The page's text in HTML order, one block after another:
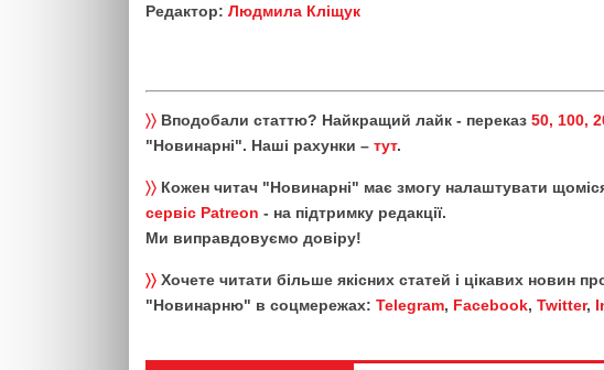
Редактор: Людмила Кліщук
〉〉 Вподобали статтю? Найкращий лайк - переказ 50, 100,
"Новинарні". Наші рахунки – тут.
〉〉 Кожен читач "Новинарні" має змогу налаштувати
сервіс Patreon - на підтримку редакції.
Ми виправдовуємо довіру!
〉〉 Хочете читати більше якісних статей і цікавих новин
"Новинарню" в соцмережах: Telegram, Facebook, Twitter,